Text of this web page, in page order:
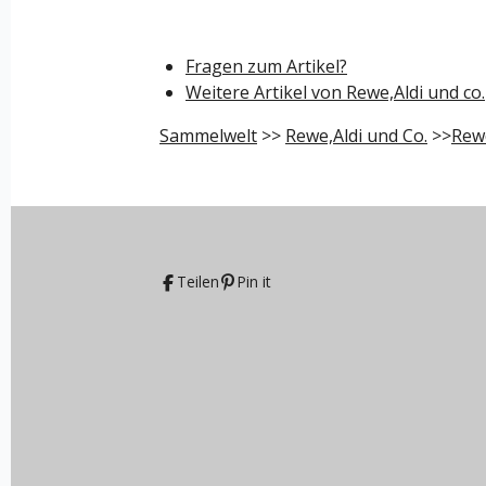
Fragen zum Artikel?
Weitere Artikel von Rewe,Aldi und co.
Sammelwelt >> Rewe,Aldi und Co. >>
Teilen Pin it